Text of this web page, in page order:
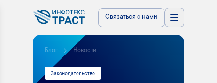
Связаться с нами
Блог Новости
Законодательство